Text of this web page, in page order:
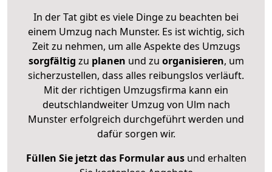
In der Tat gibt es viele Dinge zu beachten bei
einem Umzug nach Munster. Es ist wichtig, sich
Zeit zu nehmen, um alle Aspekte des Umzugs
sorgfältig zu planen und zu organisieren, um
sicherzustellen, dass alles reibungslos verläuft.
Mit der richtigen Umzugsfirma kann ein
deutschlandweiter Umzug von Ulm nach
Munster erfolgreich durchgeführt werden und
dafür sorgen wir.
Füllen Sie jetzt das Formular ausund erhalten